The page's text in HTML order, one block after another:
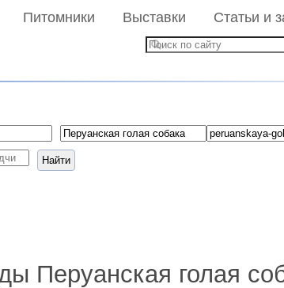
Питомники Выставки Статьи и
Найти
Перуанская голая